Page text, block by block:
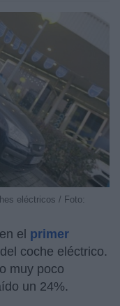
eléctricos / Foto:
el primer
coche eléctrico.
muy poco
un 24%.